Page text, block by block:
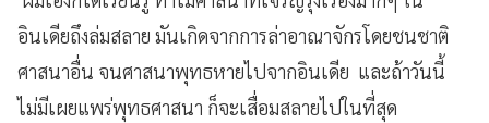
อินเดียถึงล่มสลาย มันเกิดจากการล่าอาณาจักรโดยชนชาติ
ศาสนาอื่น จนศาสนาพุทธหายไปจากอินเดีย และถ้าวันนี้
ไม่มีเผยแพร่พุทธศาสนา ก็จะเสื่อมสลายไปในที่สุด